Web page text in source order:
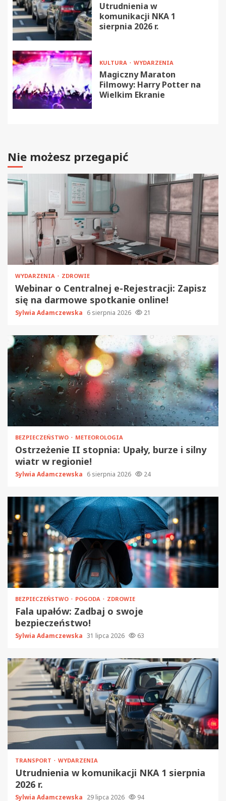
Utrudnienia w
komunikacji NKA 1
sierpnia 2026 r.
KULTURA WYDARZENIA
Magiczny Maraton
Filmowy: Harry Potter na
Wielkim Ekranie
Nie możesz przegapić
WYDARZENIA ZDROWIE
Webinar o Centralnej e-Rejestracji: Zapisz
się na darmowe spotkanie online!
Sylwia Adamczewska 6 sierpnia 2026 21
BEZPIECZEŃSTWO METEOROLOGIA
Ostrzeżenie II stopnia: Upały, burze i silny
wiatr w regionie!
Sylwia Adamczewska 6 sierpnia 2026 24
BEZPIECZEŃSTWO POGODA ZDROWIE
Fala upałów: Zadbaj o swoje
bezpieczeństwo!
Sylwia Adamczewska 31 lipca 2026 63
TRANSPORT WYDARZENIA
Utrudnienia w komunikacji NKA 1 sierpnia
2026 r.
Sylwia Adamczewska 29 lipca 2026 94